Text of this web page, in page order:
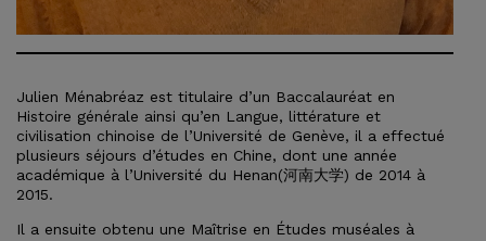
Julien Ménabréaz est titulaire d’un Baccalauréat en
Histoire générale ainsi qu’en Langue, littérature et
civilisation chinoise de l’Université de Genève, il a effectué
plusieurs séjours d’études en Chine, dont une année
académique à l’Université du Henan(河南大学) de 2014 à
2015.
Il a ensuite obtenu une Maîtrise en Études muséales à